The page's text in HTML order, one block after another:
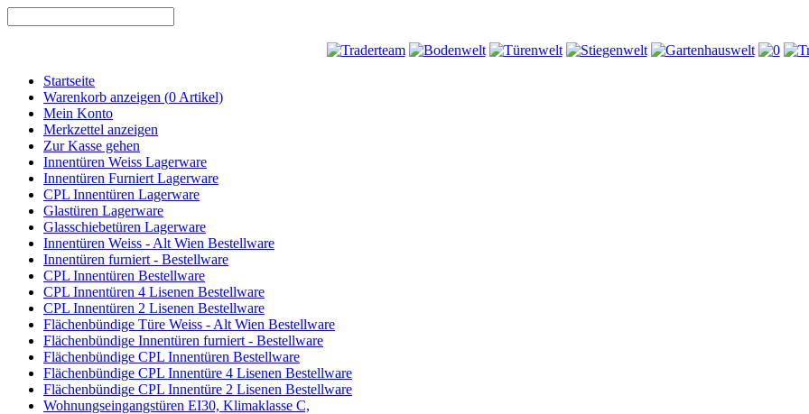
Startseite
Warenkorb anzeigen (0 Artikel)
Mein Konto
Merkzettel anzeigen
Zur Kasse gehen
Innentüren Weiss Lagerware
Innentüren Furniert Lagerware
CPL Innentüren Lagerware
Glastüren Lagerware
Glasschiebetüren Lagerware
Innentüren Weiss - Alt Wien Bestellware
Innentüren furniert - Bestellware
CPL Innentüren Bestellware
CPL Innentüren 4 Lisenen Bestellware
CPL Innentüren 2 Lisenen Bestellware
Flächenbündige Türe Weiss - Alt Wien Bestellware
Flächenbündige Innentüren furniert - Bestellware
Flächenbündige CPL Innentüren Bestellware
Flächenbündige CPL Innentüre 4 Lisenen Bestellware
Flächenbündige CPL Innentüre 2 Lisenen Bestellware
Wohnungseingangstüren EI30, Klimaklasse C,